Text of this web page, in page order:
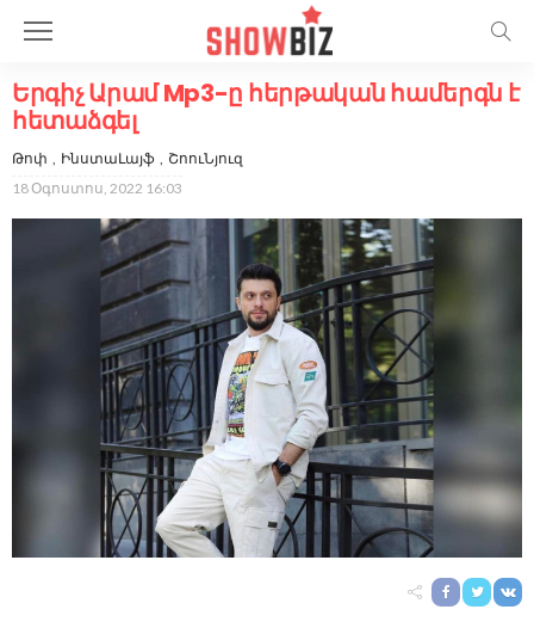
Երգիչ Արամ Mp3-ը հերթական համերգն է
հետաձգել
Թոփ ԻնստաԼայֆ
ՇոուՆյուզ
18 Օգոստոս, 2022 16:03